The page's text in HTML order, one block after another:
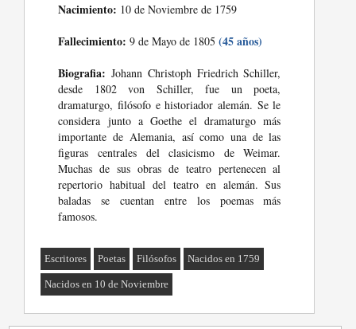
Nacimiento: 10 de Noviembre de 1759
Fallecimiento: 9 de Mayo de 1805(45 años)
Biografia: Johann Christoph Friedrich Schiller,
desde 1802 von Schiller, fue un poeta,
dramaturgo, filósofo e historiador alemán. Se le
considera junto a Goethe el dramaturgo más
importante de Alemania, así como una de las
figuras centrales del clasicismo de Weimar.
Muchas de sus obras de teatro pertenecen al
repertorio habitual del teatro en alemán. Sus
baladas se cuentan entre los poemas más
famosos.
Escritores Poetas Filósofos Nacidos en 1759
Nacidos en 10 de Noviembre